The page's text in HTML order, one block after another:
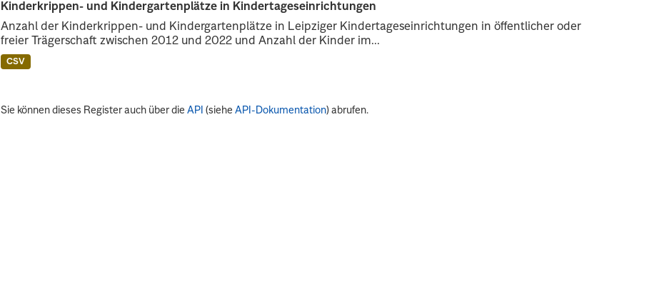
Kinderkrippen- und Kindergartenplätze in Kindertageseinrichtungen
Anzahl der Kinderkrippen- und Kindergartenplätze in Leipziger Kindertageseinrichtungen in öffentlicher oder
freier Trägerschaft zwischen 2012 und 2022 und Anzahl der Kinder im...
CSV
Sie können dieses Register auch über dieAPI (sieheAPI-Dokumentation) abrufen.